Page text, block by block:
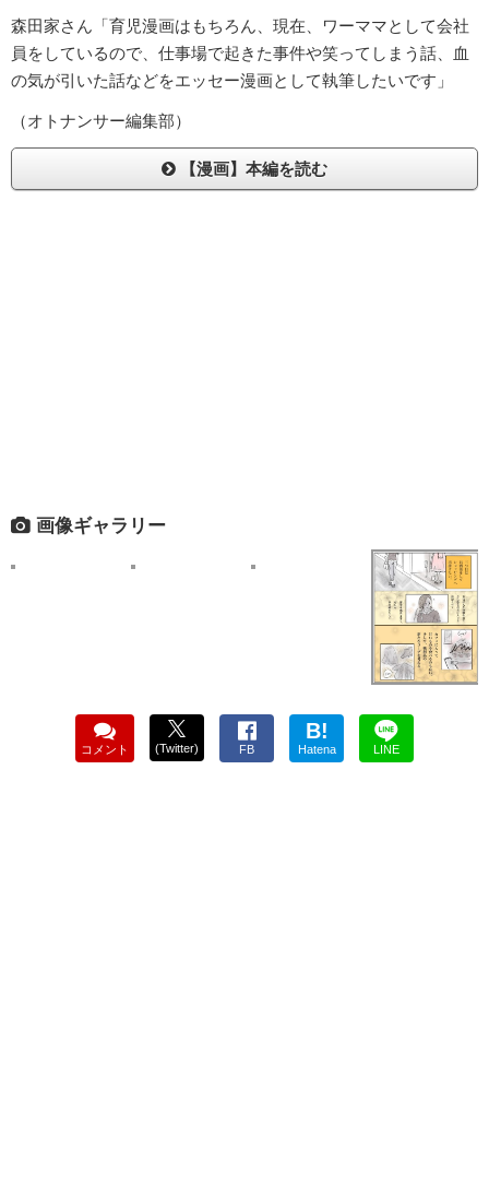
森田家さん「育児漫画はもちろん、現在、ワーママとして会社
員をしているので、仕事場で起きた事件や笑ってしまう話、血
の気が引いた話などをエッセー漫画として執筆したいです」
（オトナンサー編集部）
【漫画】本編を読む
画像ギャラリー
コメント (Twitter) FB
B!
Hatena LINE